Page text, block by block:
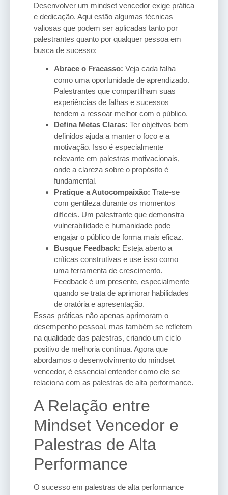
Desenvolver um mindset vencedor exige prática
e dedicação. Aqui estão algumas técnicas
valiosas que podem ser aplicadas tanto por
palestrantes quanto por qualquer pessoa em
busca de sucesso:
Abrace o Fracasso: Veja cada falha
como uma oportunidade de aprendizado.
Palestrantes que compartilham suas
experiências de falhas e sucessos
tendem a ressoar melhor com o público.
Defina Metas Claras: Ter objetivos bem
definidos ajuda a manter o foco e a
motivação. Isso é especialmente
relevante em palestras motivacionais,
onde a clareza sobre o propósito é
fundamental.
Pratique a Autocompaixão: Trate-se
com gentileza durante os momentos
difíceis. Um palestrante que demonstra
vulnerabilidade e humanidade pode
engajar o público de forma mais eficaz.
Busque Feedback: Esteja aberto a
críticas construtivas e use isso como
uma ferramenta de crescimento.
Feedback é um presente, especialmente
quando se trata de aprimorar habilidades
de oratória e apresentação.
Essas práticas não apenas aprimoram o
desempenho pessoal, mas também se refletem
na qualidade das palestras, criando um ciclo
positivo de melhoria contínua. Agora que
abordamos o desenvolvimento do mindset
vencedor, é essencial entender como ele se
relaciona com as palestras de alta performance.
A Relação entre
Mindset Vencedor e
Palestras de Alta
Performance
O sucesso em palestras de alta performance